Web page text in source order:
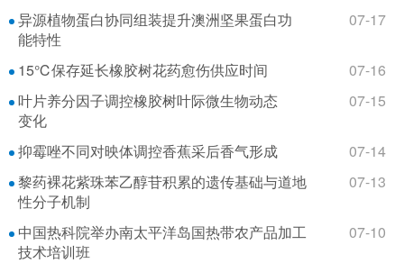
异源植物蛋白协同组装提升澳洲坚果蛋白功
能特性
07-17
15℃保存延长橡胶树花药愈伤供应时间
07-16
叶片养分因子调控橡胶树叶际微生物动态
变化
07-15
抑霉唑不同对映体调控香蕉采后香气形成
07-14
黎药裸花紫珠苯乙醇苷积累的遗传基础与道地
性分子机制
07-13
中国热科院举办南太平洋岛国热带农产品加工
技术培训班
07-10